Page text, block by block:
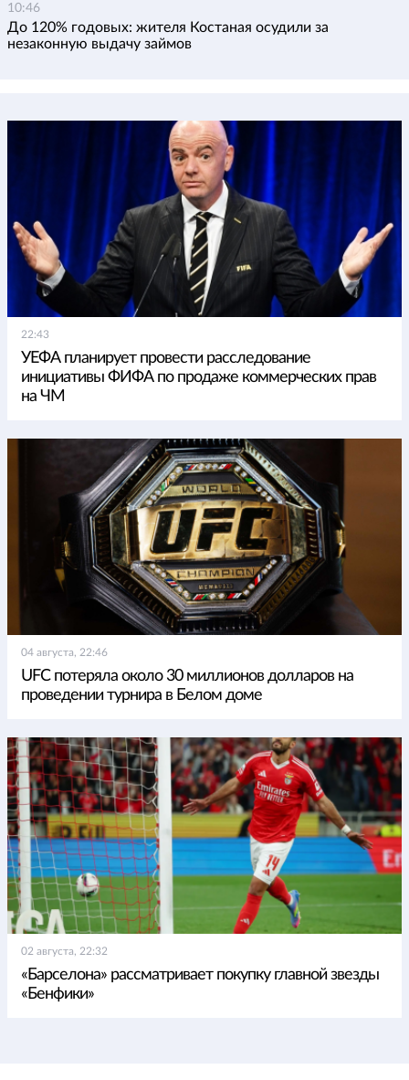
10:46
До 120% годовых: жителя Костаная осудили за
незаконную выдачу займов
22:43
УЕФА планирует провести расследование
инициативы ФИФА по продаже коммерческих прав
на ЧМ
04 августа, 22:46
UFC потеряла около 30 миллионов долларов на
проведении турнира в Белом доме
02 августа, 22:32
«Барселона» рассматривает покупку главной звезды
«Бенфики»